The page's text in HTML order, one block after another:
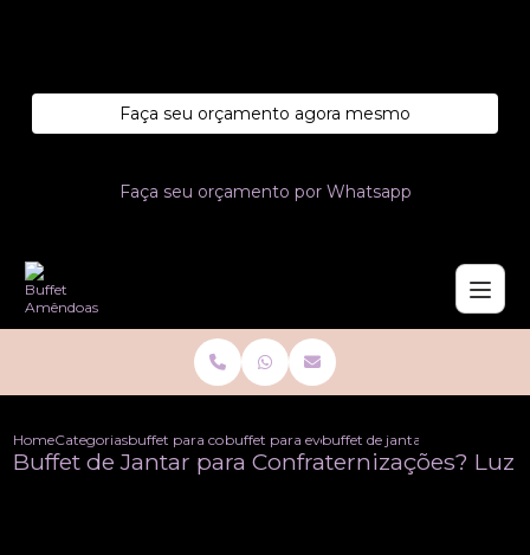
Faça seu orçamento agora mesmo
Faça seu orçamento por Whatsapp
HomeCategoriasbuffet para confraternizacoes
buffet para eventos de confraternizacao
buffet de jantar para
Buffet de Jantar para Confraternizações? Luz